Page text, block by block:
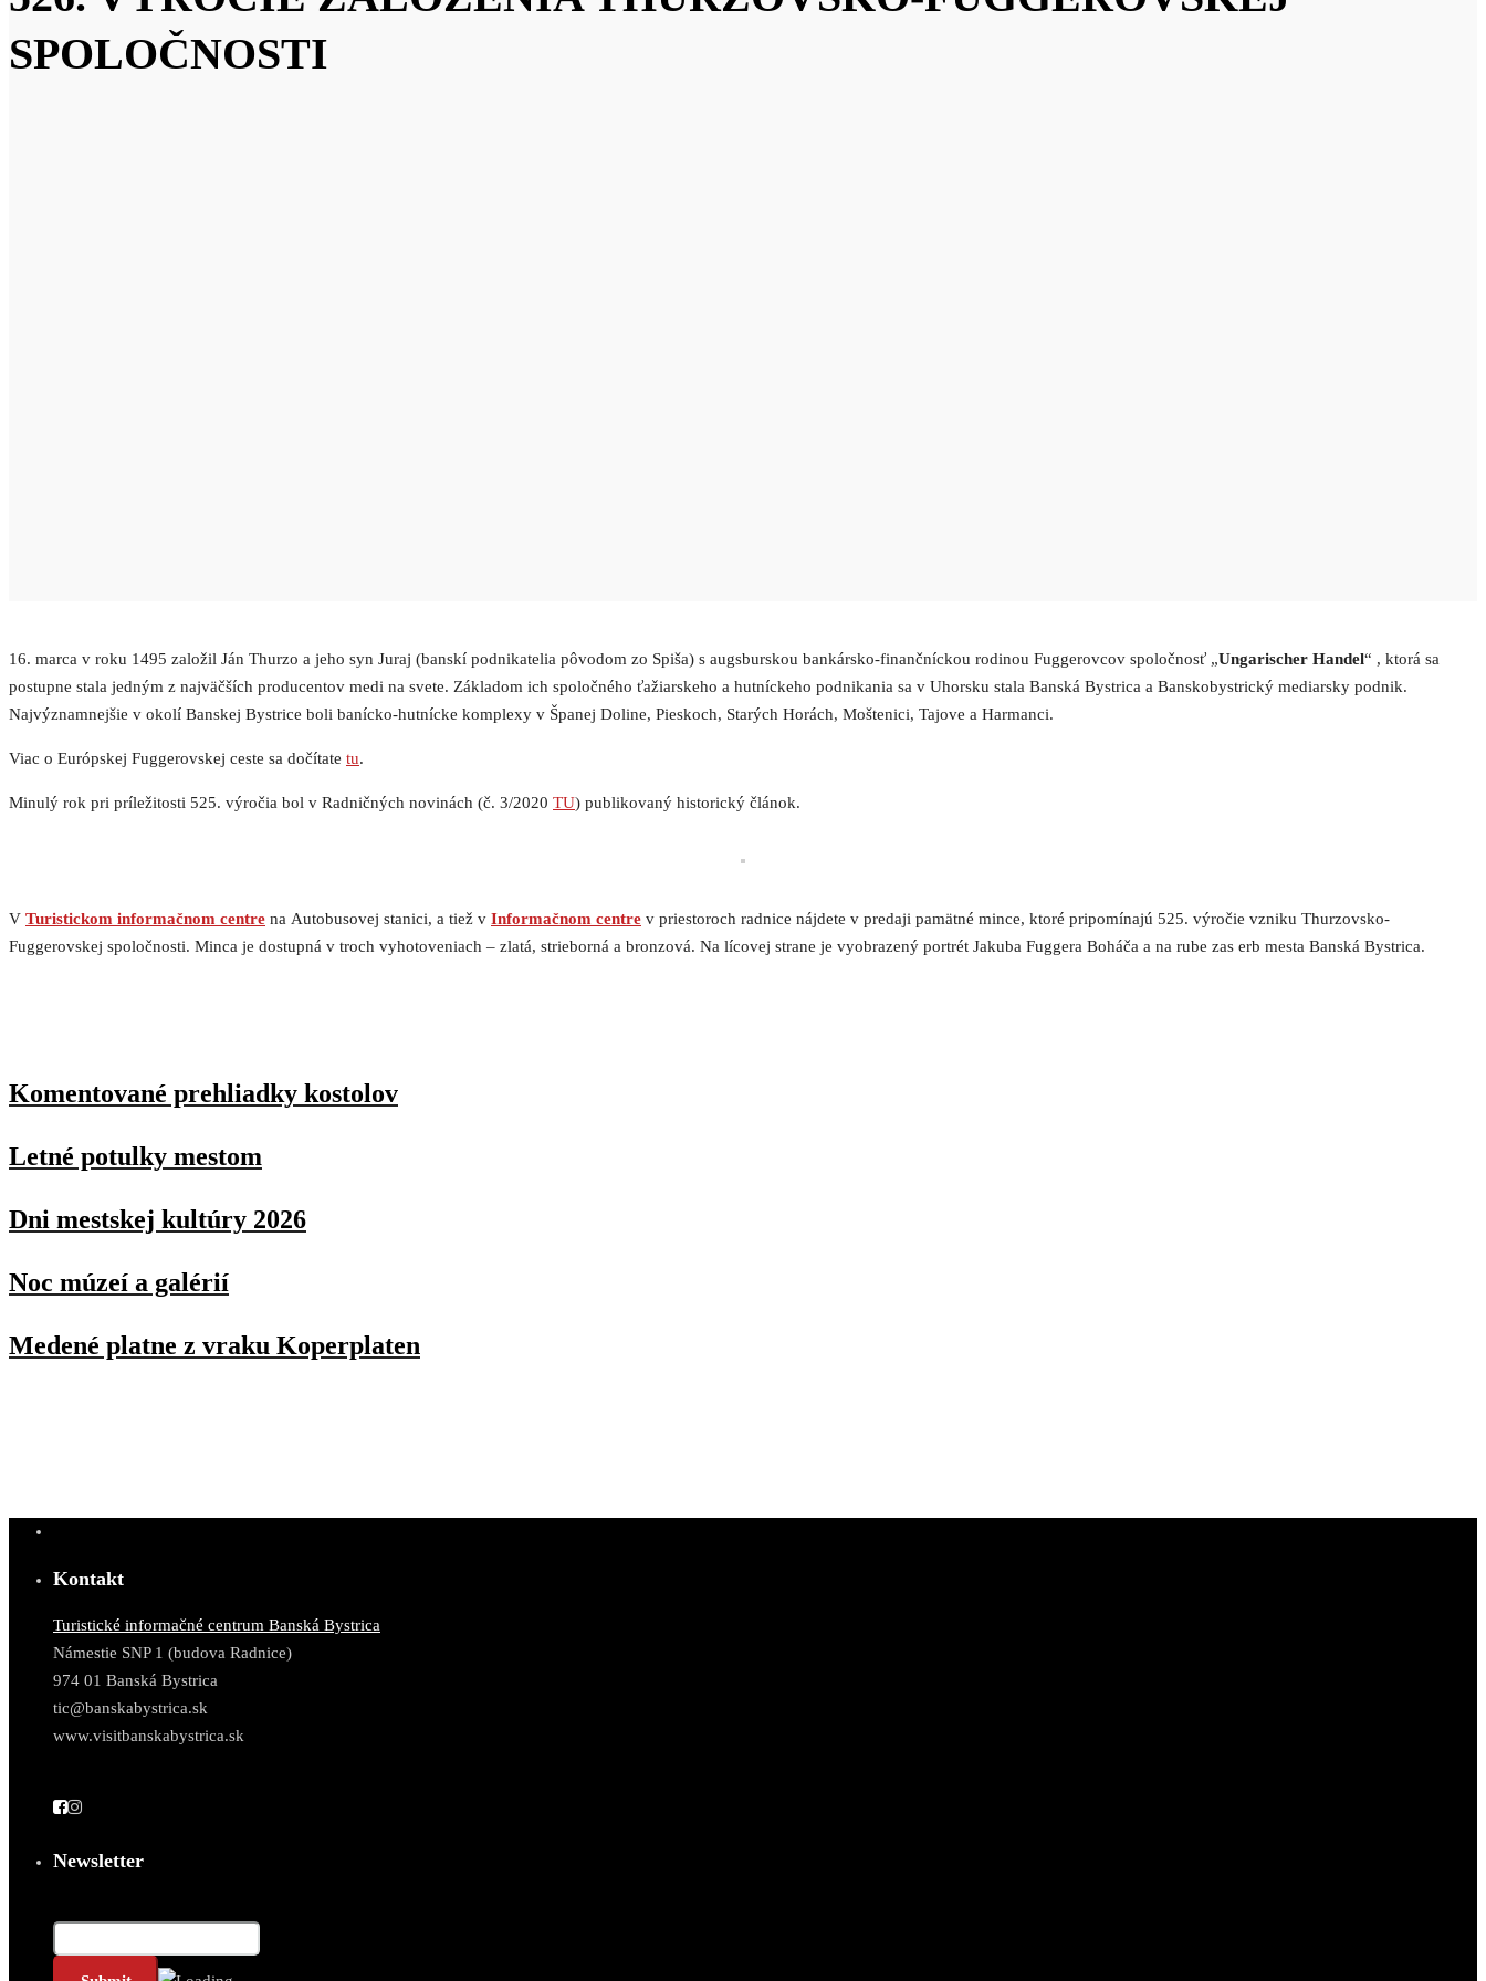
SPOLOČNOSTI
16. marca v roku 1495 založil Ján Thurzo a jeho syn Juraj (banskí podnikatelia pôvodom zo Spiša) s augsburskou bankársko-finančníckou rodinou Fuggerovcov spoločnosť „Ungarischer Handel“ , ktorá sa
postupne stala jedným z najväčších producentov medi na svete. Základom ich spoločného ťažiarskeho a hutníckeho podnikania sa v Uhorsku stala Banská Bystrica a Banskobystrický mediarsky podnik.
Najvýznamnejšie v okolí Banskej Bystrice boli banícko-hutnícke komplexy v Španej Doline, Pieskoch, Starých Horách, Moštenici, Tajove a Harmanci.
Viac o Európskej Fuggerovskej ceste sa dočítate tu.
Minulý rok pri príležitosti 525. výročia bol v Radničných novinách (č. 3/2020 TU) publikovaný historický článok.
V Turistickom informačnom centre na Autobusovej stanici, a tiež v Informačnom centre v priestoroch radnice nájdete v predaji pamätné mince, ktoré pripomínajú 525. výročie vzniku Thurzovsko-
Fuggerovskej spoločnosti. Minca je dostupná v troch vyhotoveniach – zlatá, strieborná a bronzová. Na lícovej strane je vyobrazený portrét Jakuba Fuggera Boháča a na rube zas erb mesta Banská Bystrica.
Komentované prehliadky kostolov
Letné potulky mestom
Dni mestskej kultúry 2026
Noc múzeí a galérií
Medené platne z vraku Koperplaten
Kontakt
Turistické informačné centrum Banská Bystrica
Námestie SNP 1 (budova Radnice)
974 01 Banská Bystrica
tic@banskabystrica.sk
www.visitbanskabystrica.sk
Newsletter